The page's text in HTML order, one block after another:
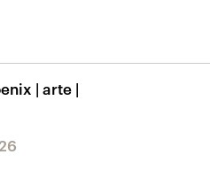
| arte |